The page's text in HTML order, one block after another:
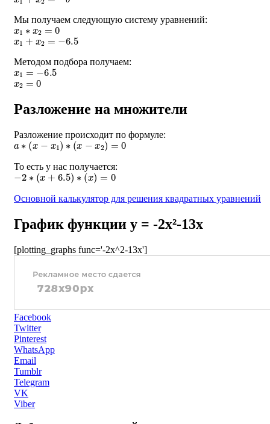
Мы получаем следующую систему уравнений:
x1∗x2=0
x1 + x2 =− 6.5
Методом подбора получаем:
x1=−6.5
x2 =0
Разложение на множители
Разложение происходит по формуле:
a ∗(x−x1)∗ (x−x2)=0
То есть у нас получается:
−2∗(x+6.5)∗(x)=0
Основной калькулятор для решения квадратных уравнений
График функции y = -2x²-13x
[plotting_graphs func='-2x^2-13x']
Facebook
Twitter
Pinterest
WhatsApp
Email
Tumblr
Telegram
VK
Viber